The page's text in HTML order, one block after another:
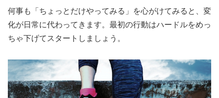
何事も「ちょっとだけやってみる」を心がけてみると、変
化が日常に代わってきます。最初の行動はハードルをめっ
ちゃ下げてスタートしましょう。